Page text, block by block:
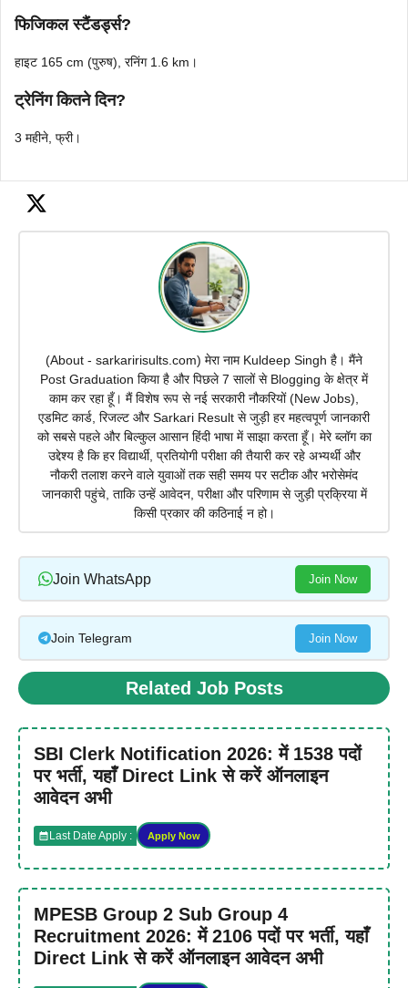
फिजिकल स्टैंडर्ड्स?
हाइट 165 cm (पुरुष), रनिंग 1.6 km।
ट्रेनिंग कितने दिन?
3 महीने, फ्री।
(About - sarkaririsults.com) मेरा नाम Kuldeep Singh है। मैंने
Post Graduation किया है और पिछले 7 सालों से Blogging के क्षेत्र में
काम कर रहा हूँ। मैं विशेष रूप से नई सरकारी नौकरियों (New Jobs),
एडमिट कार्ड, रिजल्ट और Sarkari Result से जुड़ी हर महत्वपूर्ण जानकारी
को सबसे पहले और बिल्कुल आसान हिंदी भाषा में साझा करता हूँ। मेरे ब्लॉग का
उद्देश्य है कि हर विद्यार्थी, प्रतियोगी परीक्षा की तैयारी कर रहे अभ्यर्थी और
नौकरी तलाश करने वाले युवाओं तक सही समय पर सटीक और भरोसेमंद
जानकारी पहुंचे, ताकि उन्हें आवेदन, परीक्षा और परिणाम से जुड़ी प्रक्रिया में
किसी प्रकार की कठिनाई न हो।
Join WhatsApp Join Now
Join Telegram Join Now
Related Job Posts
SBI Clerk Notification 2026: में 1538 पदों
पर भर्ती, यहाँ Direct Link से करें ऑनलाइन
आवेदन अभी
Last Date Apply : Apply Now
MPESB Group 2 Sub Group 4
Recruitment 2026: में 2106 पदों पर भर्ती, यहाँ
Direct Link से करें ऑनलाइन आवेदन अभी